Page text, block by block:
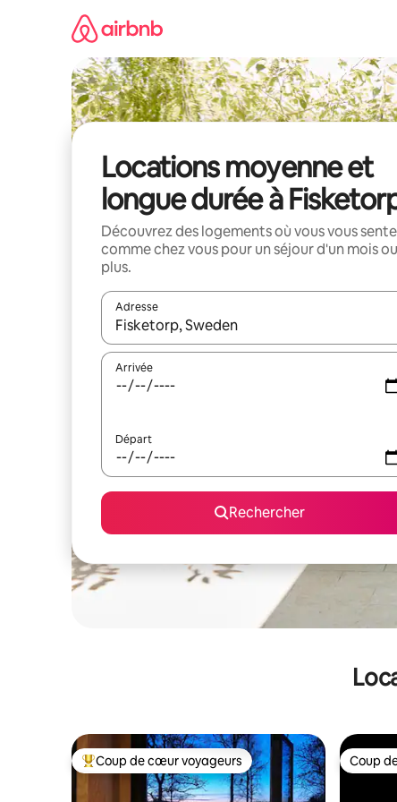
Locations moyenne et
longue durée à
Découvrez des logements où vous vous
comme chez vous pour un séjour d'un mois ou
plus.
Adresse
Lorsque les résultats s'affichent, utilisez les
Arrivée
Départ
Rechercher
Coups de cœur voyageurs les plus appréciés
Coup de cœur voyageurs Coup
Coup